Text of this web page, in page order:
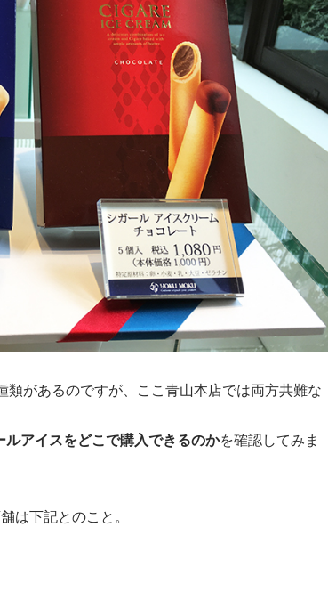
があるのですが、ここ青山本店では両方共難な
ルアイスをどこで購入できるのかを確認してみま
は下記とのこと。